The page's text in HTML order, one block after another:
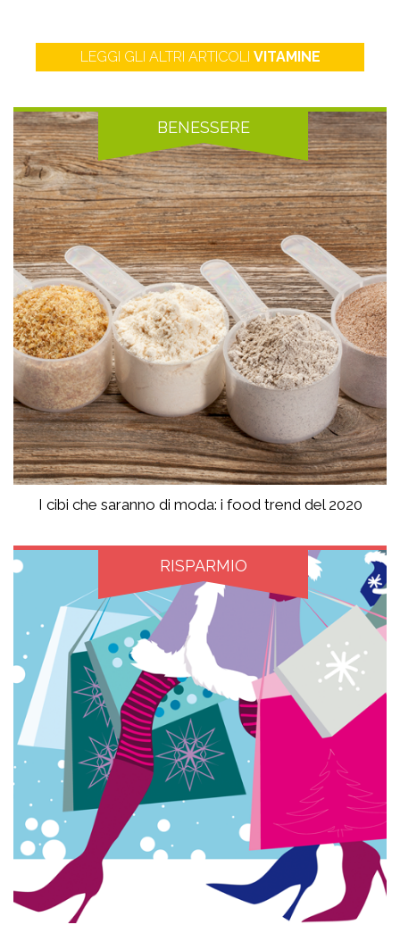
LEGGI GLI ALTRI ARTICOLI VITAMINE
BENESSERE
I cibi che saranno di moda: i food trend del 2020
RISPARMIO